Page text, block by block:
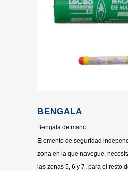
BENGALA
Bengala de mano
Elemento de seguridad
zona en la que navegue,
las zonas 5, 6 y 7, para el resto